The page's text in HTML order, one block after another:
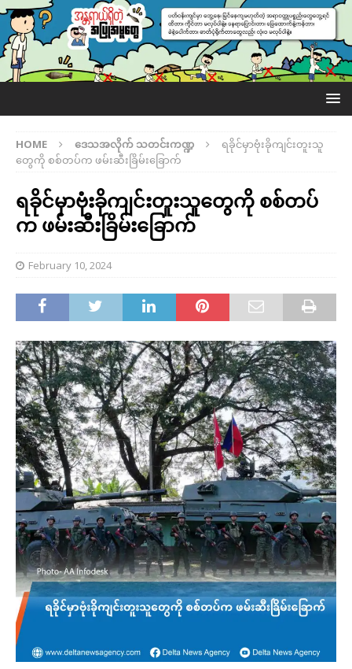
HOME ဒေသအလိုက် သတင်းကဏ္ဍ
ရခိုင်မှာဗုံးခိုကျင်းတူးသူ
တွေကို စစ်တပ်က ဖမ်းဆီးခြိမ်းခြောက်
ရခိုင်မှာဗုံးခိုကျင်းတူးသူတွေကို စစ်တပ်
က ဖမ်းဆီးခြိမ်းခြောက်
February 10, 2024